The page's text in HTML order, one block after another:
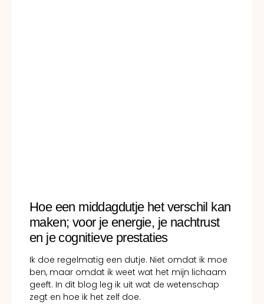
Hoe een middagdutje het verschil kan
maken; voor je energie, je nachtrust
en je cognitieve prestaties
Ik doe regelmatig een dutje. Niet omdat ik moe
ben, maar omdat ik weet wat het mijn lichaam
geeft. In dit blog leg ik uit wat de wetenschap
zegt en hoe ik het zelf doe.